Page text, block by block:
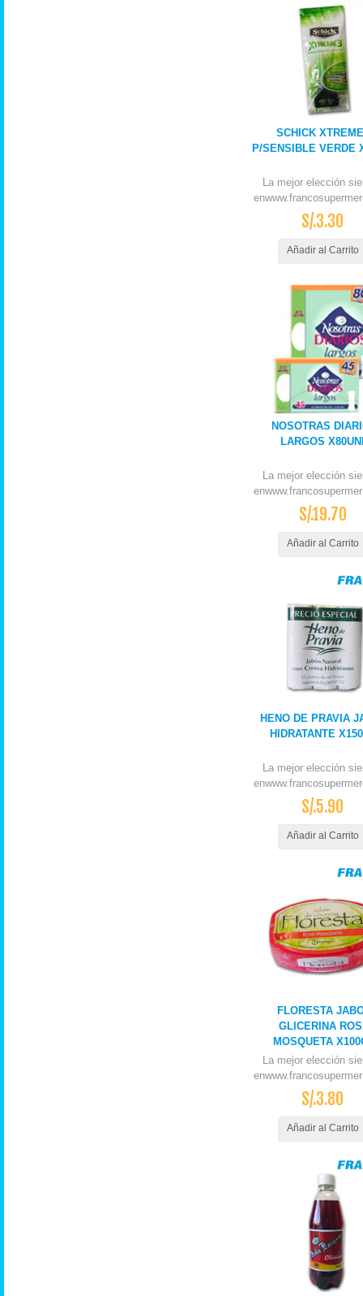
SCHICK
P/SENSIBLE VERDE
La mejor elección
S/.3.30
Añadir al Carrito
NOSOTRAS
LARGOS
La mejor elección
S/.19.70
Añadir al Carrito
HENO DE PRAVIA
HIDRATANTE
La mejor elección
S/.5.90
Añadir al Carrito
FLORESTA
GLICERINA
MOSQUETA
La mejor elección
S/.3.80
Añadir al Carrito